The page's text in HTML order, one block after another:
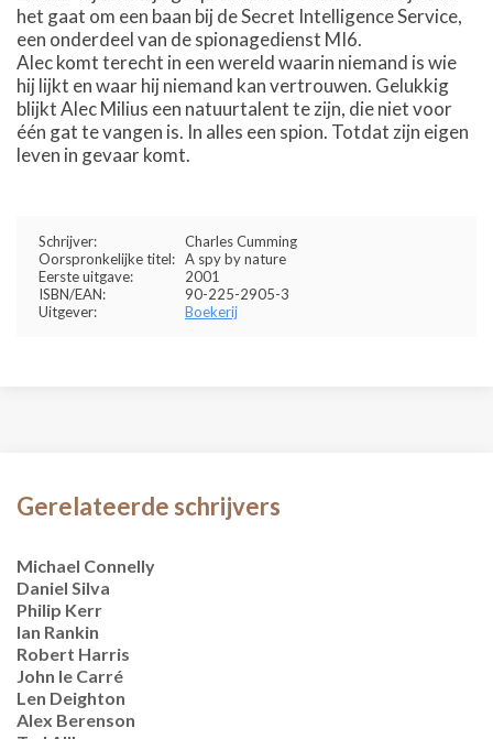
het gaat om een baan bij de Secret Intelligence Service,
een onderdeel van de spionagedienst MI6.
Alec komt terecht in een wereld waarin niemand is wie
hij lijkt en waar hij niemand kan vertrouwen. Gelukkig
blijkt Alec Milius een natuurtalent te zijn, die niet voor
één gat te vangen is. In alles een spion. Totdat zijn eigen
leven in gevaar komt.
Schrijver:
Charles Cumming
Oorspronkelijke titel: A spy by nature
Eerste uitgave:
2001
ISBN/EAN:
90-225-2905-3
Uitgever:
Boekerij
Gerelateerde schrijvers
Michael Connelly
Daniel Silva
Philip Kerr
Ian Rankin
Robert Harris
John le Carré
Len Deighton
Alex Berenson